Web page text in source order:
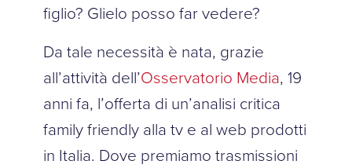
figlio? Glielo posso far vedere?
Da tale necessità è nata, grazie
all’attività dell’Osservatorio Media, 19
anni fa, l’offerta di un’analisi critica
family friendly alla tv e al web prodotti
in Italia. Dove premiamo trasmissioni